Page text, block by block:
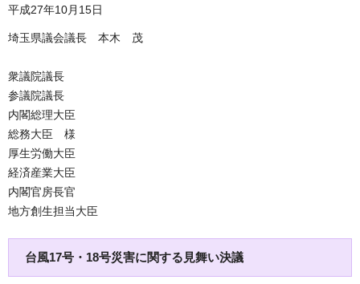
平成27年10月15日
埼玉県議会議長 本木 茂
衆議院議長
参議院議長
内閣総理大臣
総務大臣 様
厚生労働大臣
経済産業大臣
内閣官房長官
地方創生担当大臣
台風17号・18号災害に関する見舞い決議